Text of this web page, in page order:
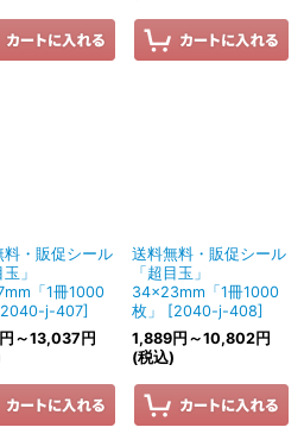
料・販促シール
玉」
「1冊1000
2040-j-407]
円 ～13,037 円
送料無料・販促シール
「超目玉」
34×23mm「1冊1000
枚」
[2040-j-408]
1,889円 ～10,802円
(税込)